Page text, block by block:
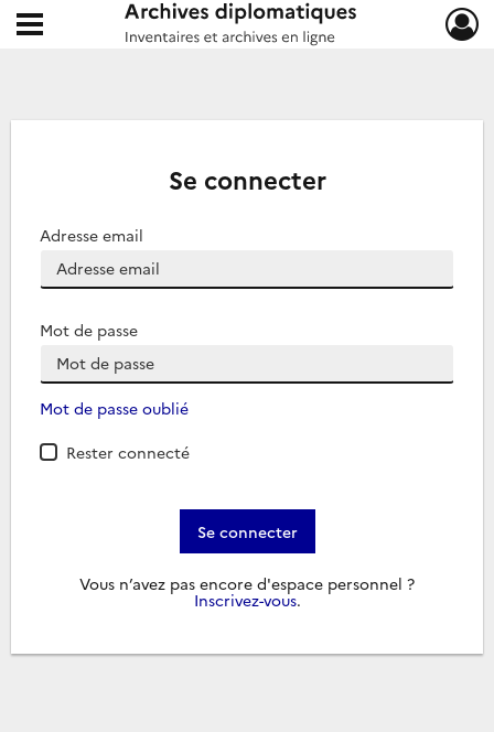
Archives diplomatiques
Ouvrir le menu déroulant
Se connecter
Adresse email
Mot de passe
Mot de passe oublié
Rester connecté
Se connecter
Vous n’avez pas encore d'espace personnel ?
Inscrivez-vous.